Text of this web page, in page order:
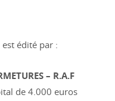
est édité par :
– R.A.F
de 4.000 euros